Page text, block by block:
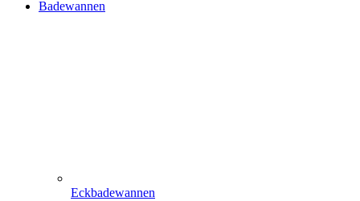
Badewannen
Eckbadewannen